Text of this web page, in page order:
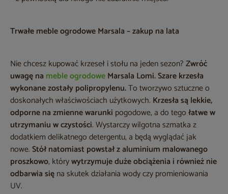
Trwałe meble ogrodowe Marsala – zakup na lata
Nie chcesz kupować krzeseł i stołu na jeden sezon?Zwróć
uwagę na meble ogrodoweMarsala Lomi. Szare krzesła
wykonane zostały polipropylenu.To tworzywo sztuczne o
doskonałych właściwościach użytkowych. Krzesła są lekkie,
odporne na zmienne warunki pogodowe, a do tegołatwe w
utrzymaniu w czystości. Wystarczy wilgotna szmatka z
dodatkiem delikatnego detergentu, a będą wyglądać jak
nowe.Stół natomiast powstał z aluminium malowanego
proszkowo, którywytrzymuje duże obciążenia i również nie
odbarwia sięna skutek działania wody czy promieniowania
UV.